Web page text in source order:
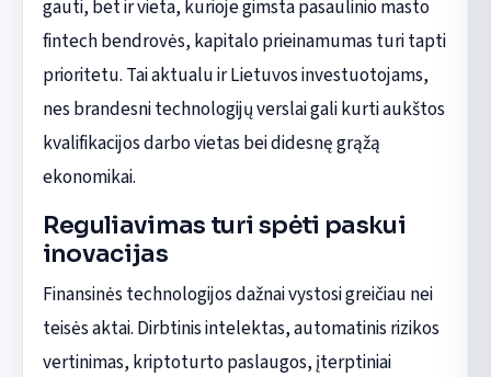
gauti, bet ir vieta, kurioje gimsta pasaulinio masto
fintech bendrovės, kapitalo prieinamumas turi tapti
prioritetu. Tai aktualu ir Lietuvos investuotojams,
nes brandesni technologijų verslai gali kurti aukštos
kvalifikacijos darbo vietas bei didesnę grąžą
ekonomikai.
Reguliavimas turi spėti paskui
inovacijas
Finansinės technologijos dažnai vystosi greičiau nei
teisės aktai. Dirbtinis intelektas, automatinis rizikos
vertinimas, kriptoturto paslaugos, įterptiniai